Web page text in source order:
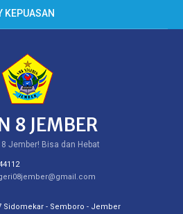
KEPUASAN
Gratis
8 JEMBER
8 Jember! Bisa dan Hebat
Sidomekar - Semboro - Jember